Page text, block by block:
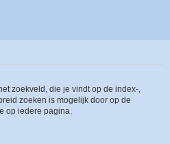
zoekveld, die je vindt op de index-,
zoeken is mogelijk door op de
op iedere pagina.